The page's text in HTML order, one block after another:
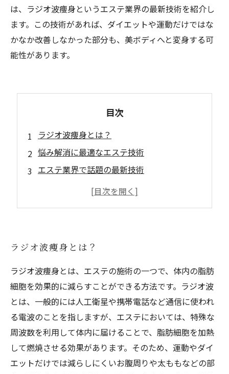
は、ラジオ波痩身というエステ業界の最新技術を紹介し
ます。この技術があれば、ダイエットや運動だけではな
かなか改善しなかった部分も、美ボディへと変身する可
能性があります。
目次
ラジオ波痩身とは？
悩み解消に最適なエステ技術
エステ業界で話題の最新技術
美ボディへ導くラジオ波痩身の効果
ラジオ波痩身とは？
ラジオ波痩身とは、エステの施術の一つで、体内の脂肪
細胞を効果的に減らすことができる方法です。ラジオ波
とは、一般的には人工衛星や携帯電話など通信に使われ
る電波のことを指しますが、エステにおいては、特殊な
周波数を利用して体内に届けることで、脂肪細胞を加熱
して燃焼させる効果があります。そのため、運動やダイ
エットだけでは減らしにくいお腹周りや太ももなどの部